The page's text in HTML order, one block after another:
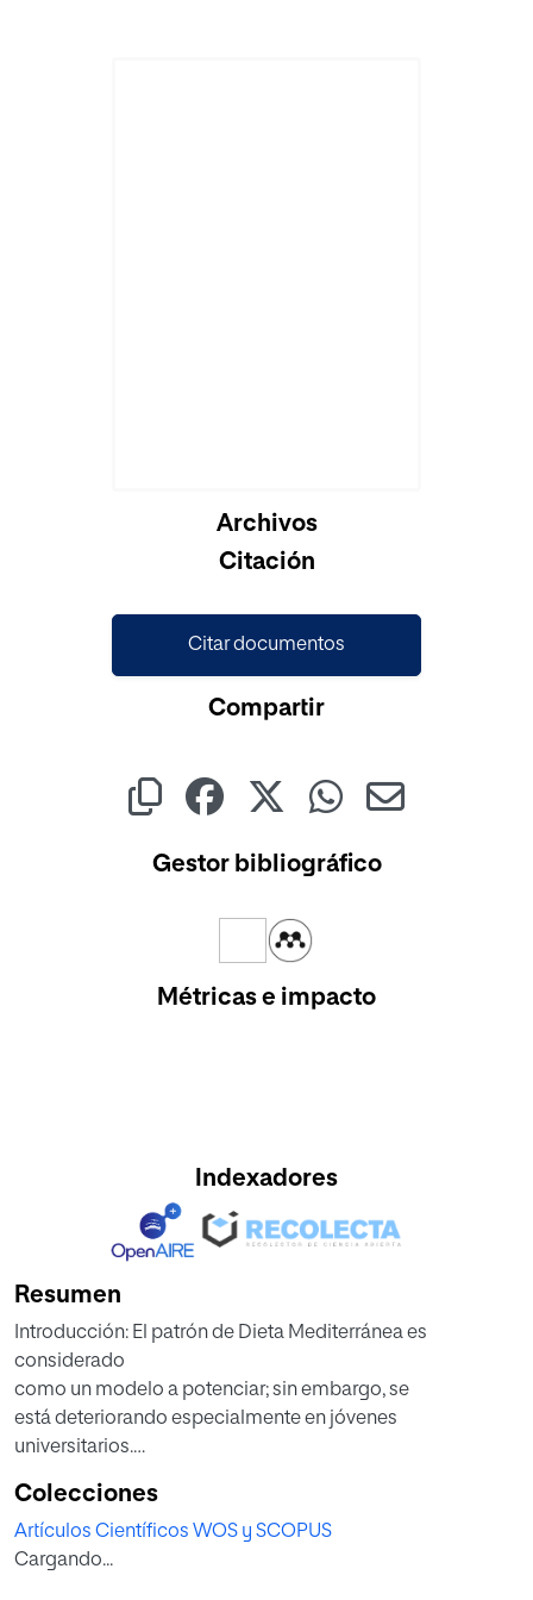
Cargando...Archivos
Citación
Citar documentos
Compartir
Gestor bibliográfico
Métricas e impacto
Indexadores
Resumen
Introducción: El patrón de Dieta Mediterránea es
considerado
como un modelo a potenciar; sin embargo, se
está deteriorando especialmente en jóvenes
universitarios.
creemos puede ser de interés y máxime si se trata de
futuros
profesionales de Enfermería (E) y Magisterio (M).
Colecciones
Artículos Científicos WOS y SCOPUS
Cargando...